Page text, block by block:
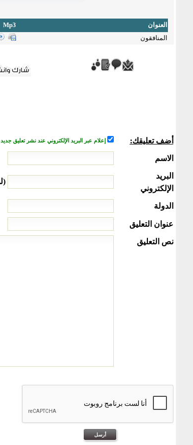
العنوان Mp3
المنافقون
أضف تعليقك: إعلام عبر البريد الإلكتروني عند نشر تعليق جديد
الاسم
البريد
الإلكتروني
الدولة
عنوان التعليق
نص التعليق